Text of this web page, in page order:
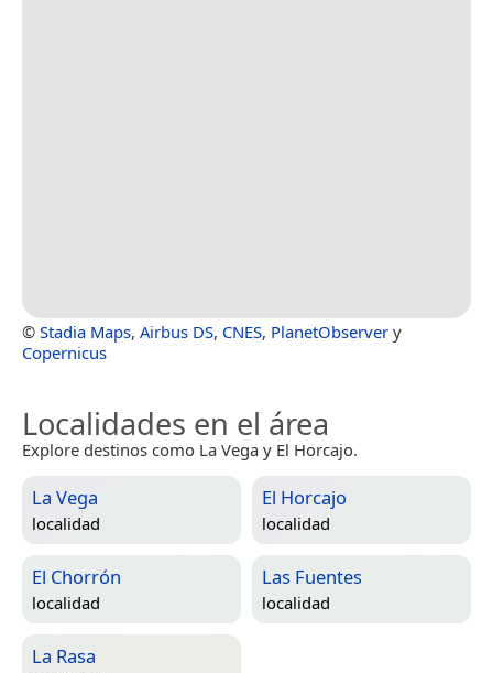
© Stadia Maps, Airbus DS, CNES, PlanetObserver y
Copernicus
Localidades en el área
Explore destinos como La Vega y El Horcajo.
La Vega
localidad
El Horcajo
localidad
El Chorrón
localidad
Las Fuentes
localidad
La Rasa